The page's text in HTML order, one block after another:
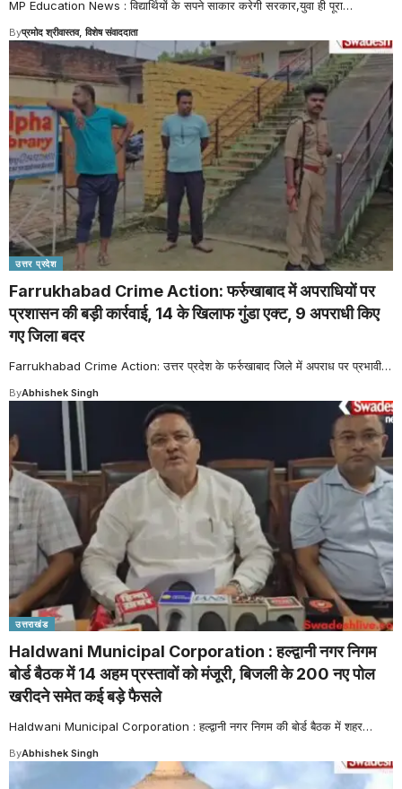
MP Education News : विद्यार्थियों के सपने साकार करेगी सरकार,युवा ही पूरा…
Byप्रमोद श्रीवास्तव, विशेष संवाददाता
उत्तर प्रदेश
Farrukhabad Crime Action: फर्रुखाबाद में अपराधियों पर
प्रशासन की बड़ी कार्रवाई, 14 के खिलाफ गुंडा एक्ट, 9 अपराधी किए
गए जिला बदर
Farrukhabad Crime Action: उत्तर प्रदेश के फर्रुखाबाद जिले में अपराध पर प्रभावी…
ByAbhishek Singh
उत्तराखंड
Haldwani Municipal Corporation : हल्द्वानी नगर निगम
बोर्ड बैठक में 14 अहम प्रस्तावों को मंजूरी, बिजली के 200 नए पोल
खरीदने समेत कई बड़े फैसले
Haldwani Municipal Corporation : हल्द्वानी नगर निगम की बोर्ड बैठक में शहर…
ByAbhishek Singh